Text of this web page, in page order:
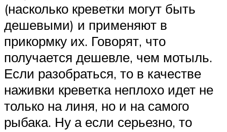
(насколько креветки могут быть
дешевыми) и применяют в
прикормку их. Говорят, что
получается дешевле, чем мотыль.
Если разобраться, то в качестве
наживки креветка неплохо идет не
только на линя, но и на самого
рыбака. Ну а если серьезно, то